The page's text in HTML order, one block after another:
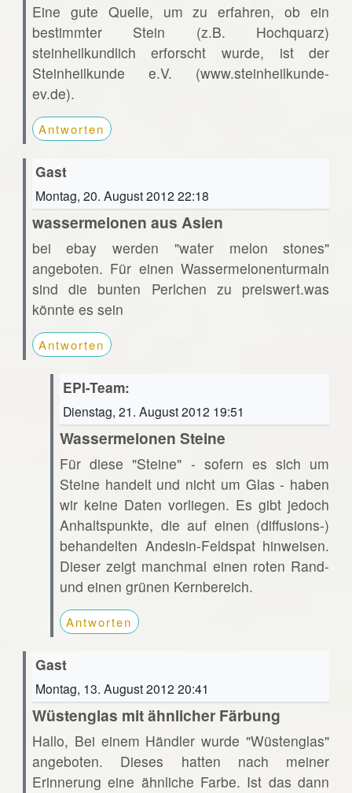
Eine gute Quelle, um zu erfahren, ob ein
bestimmter Stein (z.B. Hochquarz)
steinheilkundlich erforscht wurde, ist der
Steinheilkunde e.V. (www.steinheilkunde-
ev.de).
Antworten
Gast
Montag, 20. August 2012 22:18
wassermelonen aus Asien
bei ebay werden "water melon stones"
angeboten. Für einen Wassermelonenturmaln
sind die bunten Perlchen zu preiswert.was
könnte es sein
Antworten
EPI-Team:
Dienstag, 21. August 2012 19:51
Wassermelonen Steine
Für diese "Steine" - sofern es sich um
Steine handelt und nicht um Glas - haben
wir keine Daten vorliegen. Es gibt jedoch
Anhaltspunkte, die auf einen (diffusions-)
behandelten Andesin-Feldspat hinweisen.
Dieser zeigt manchmal einen roten Rand-
und einen grünen Kernbereich.
Antworten
Gast
Montag, 13. August 2012 20:41
Wüstenglas mit ähnlicher Färbung
Hallo, Bei einem Händler wurde "Wüstenglas"
angeboten. Dieses hatten nach meiner
Erinnerung eine ähnliche Farbe. Ist das dann